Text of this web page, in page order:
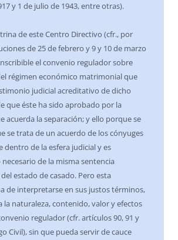
y 1 de julio de 1943, entre otras).
de este Centro Directivo (cfr., por
de 25 de febrero y 9 y 10 de marzo
el convenio regulador sobre
régimen económico matrimonial que
judicial acreditativo de dicho
que éste ha sido aprobado por la
acuerda la separación; y ello porque se
se trata de un acuerdo de los cónyuges
dentro de la esfera judicial y es
de la misma sentencia
estado de casado. Pero esta
de interpretarse en sus justos términos,
la naturaleza, contenido, valor y efectos
regulador (cfr. artículos 90, 91 y
Civil), sin que pueda servir de cauce